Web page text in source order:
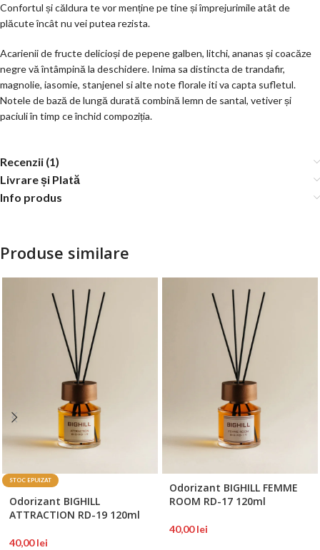
Confortul și căldura te vor menține pe tine și împrejurimile atât de
plăcute încât nu vei putea rezista.
Acarienii de fructe delicioși de pepene galben, litchi, ananas și coacăze
negre vă întâmpină la deschidere. Inima sa distincta de trandafir,
magnolie, iasomie, stanjenel si alte note florale iti va capta sufletul.
Notele de bază de lungă durată combină lemn de santal, vetiver și
paciuli în timp ce închid compoziția.
Recenzii (1)
Livrare și Plată
Info produs
Produse similare
STOC EPUIZAT
Odorizant BIGHILL
ATTRACTION RD-19 120ml
40,00lei
Odorizant BIGHILL FEMME
ROOM RD-17 120ml
40,00lei